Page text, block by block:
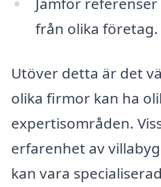
från olika företag.
Utöver detta är det
olika firmor kan ha
expertisområden.
erfarenhet av
kan vara